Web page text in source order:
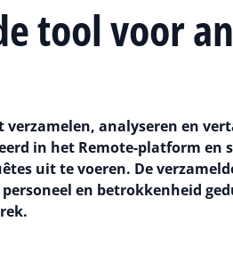
tool voor
analyseren en
in het Remote-platform en
uit te voeren. De
en betrokkenheid